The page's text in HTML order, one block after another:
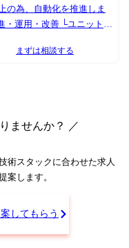
、JavaScript ・フレーム
、 Flutter、 Serverless
トラクチャ: - AWS:EC2、
Cloud:GCE、GKE、
GraphQL ・開発マシ
にgRPCを早期から採用
Webサーバや各種のJob
動作 ・Terraformによるイン
PipeCD、Datadogなどを使
の為、自動化を推進しま
構築・運用 ・コード品質
、Linter、フォー
ームワークと雰囲気】 安定
で相談をして、協力して開
常的に雑談をしたり、上司
SSD:1TB OS:Windows キ
まずは相談する
ませんか？ ／
術スタックに合わせた求人
案します。
してもらう